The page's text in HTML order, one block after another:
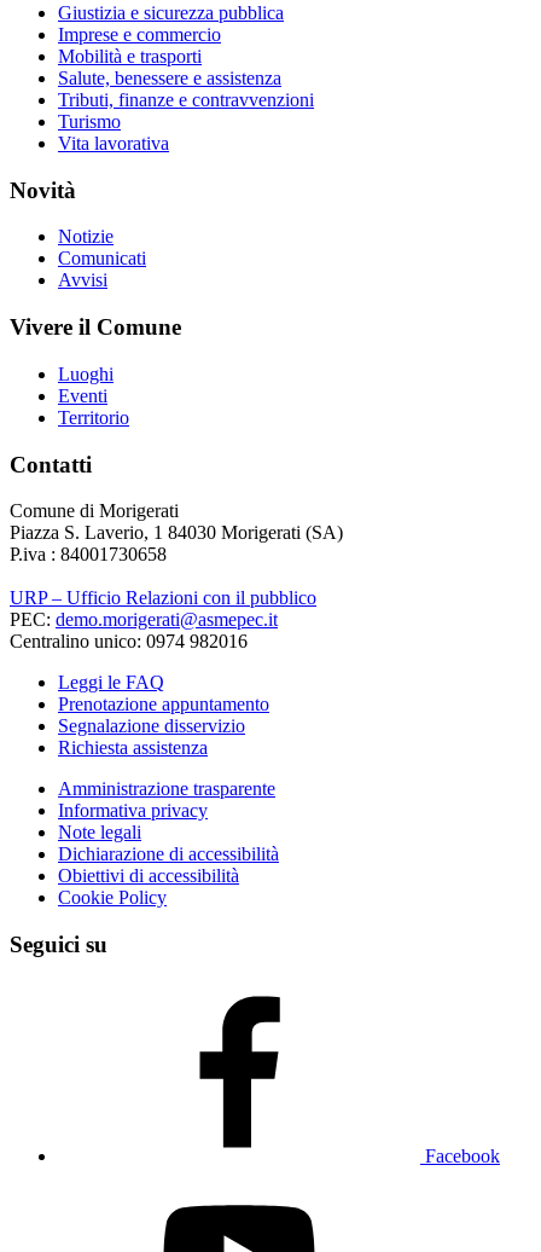
Giustizia e sicurezza pubblica
Imprese e commercio
Mobilità e trasporti
Salute, benessere e assistenza
Tributi, finanze e contravvenzioni
Turismo
Vita lavorativa
Novità
Notizie
Comunicati
Avvisi
Vivere il Comune
Luoghi
Eventi
Territorio
Contatti
Comune di Morigerati
Piazza S. Laverio, 1 84030 Morigerati (SA)
P.iva : 84001730658
URP – Ufficio Relazioni con il pubblico
PEC: demo.morigerati@asmepec.it
Centralino unico: 0974 982016
Leggi le FAQ
Prenotazione appuntamento
Segnalazione disservizio
Richiesta assistenza
Amministrazione trasparente
Informativa privacy
Note legali
Dichiarazione di accessibilità
Obiettivi di accessibilità
Cookie Policy
Seguici su
Facebook